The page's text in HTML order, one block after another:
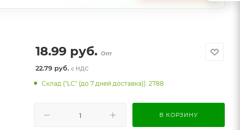
18.99 руб. Опт
22.79 руб.с НДС
Склад ("LC" (до 7 дней доставка)): 2788
В КОРЗИНУ